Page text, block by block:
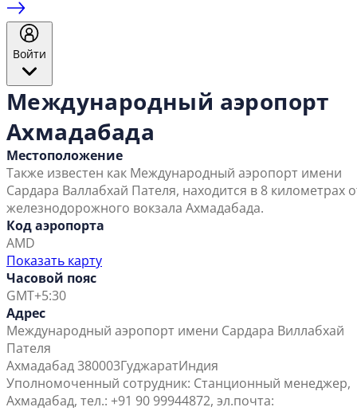
Войти
Международный аэропорт
Ахмадабада
Местоположение
Также известен как Международный аэропорт имени
Сардара Валлабхай Пателя, находится в 8 километрах
железнодорожного вокзала Ахмадабада.
Код аэропорта
AMD
Показать карту
Часовой пояс
GMT+5:30
Адрес
Международный аэропорт имени Сардара Виллабхай
Пателя
Ахмадабад 380003ГуджаратИндия
Уполномоченный сотрудник: Станционный менеджер,
Ахмадабад, тел.: +91 90 99944872, эл.почта: